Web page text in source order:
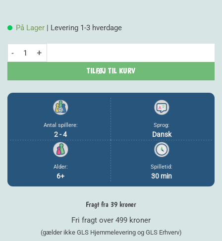
På Lager | Levering 1-3 hverdage
TILFØJ TIL KURV
Antal spillere:
2 - 4
Sprog:
Dansk
Alder:
6+
Spilletid:
30 min
Fragt fra 39 kroner
Fri fragt over 499 kroner
(gælder ikke GLS Hjemmelevering og GLS Erhverv)